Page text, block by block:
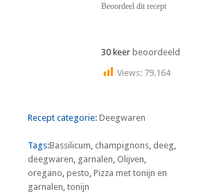
Beoordeel dit recept
30 keer beoordeeld
Views: 79.164
Recept categorie:Deegwaren
Tags:Bassilicum ,champignons deeg
deegwaren garnalen Olijven
oregano ,pesto ,Pizza met tonijn en
garnalen ,tonijn